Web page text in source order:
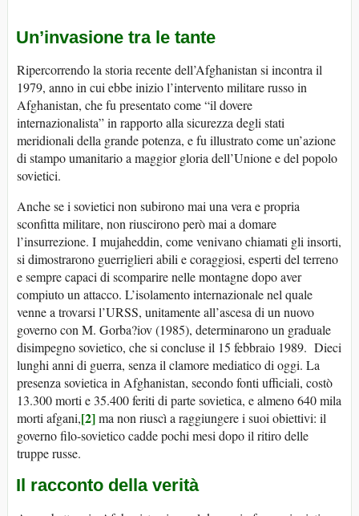
Un’invasione tra le tante
Ripercorrendo la storia recente dell’Afghanistan si incontra il
1979, anno in cui ebbe inizio l’intervento militare russo in
Afghanistan, che fu presentato come “il dovere
internazionalista” in rapporto alla sicurezza degli stati
meridionali della grande potenza, e fu illustrato come un’azione
di stampo umanitario a maggior gloria dell’Unione e del popolo
sovietici.
Anche se i sovietici non subirono mai una vera e propria
sconfitta militare, non riuscirono però mai a domare
l’insurrezione. I mujaheddin, come venivano chiamati gli insorti,
si dimostrarono guerriglieri abili e coraggiosi, esperti del terreno
e sempre capaci di scomparire nelle montagne dopo aver
compiuto un attacco. L’isolamento internazionale nel quale
venne a trovarsi l’URSS, unitamente all’ascesa di un nuovo
governo con M. Gorba?iov (1985), determinarono un graduale
disimpegno sovietico, che si concluse il 15 febbraio 1989. Dieci
lunghi anni di guerra, senza il clamore mediatico di oggi. La
presenza sovietica in Afghanistan, secondo fonti ufficiali, costò
13.300 morti e 35.400 feriti di parte sovietica, e almeno 640 mila
morti afgani,[2]ma non riuscì a raggiungere i suoi obiettivi: il
governo filo-sovietico cadde pochi mesi dopo il ritiro delle
truppe russe.
Il racconto della verità